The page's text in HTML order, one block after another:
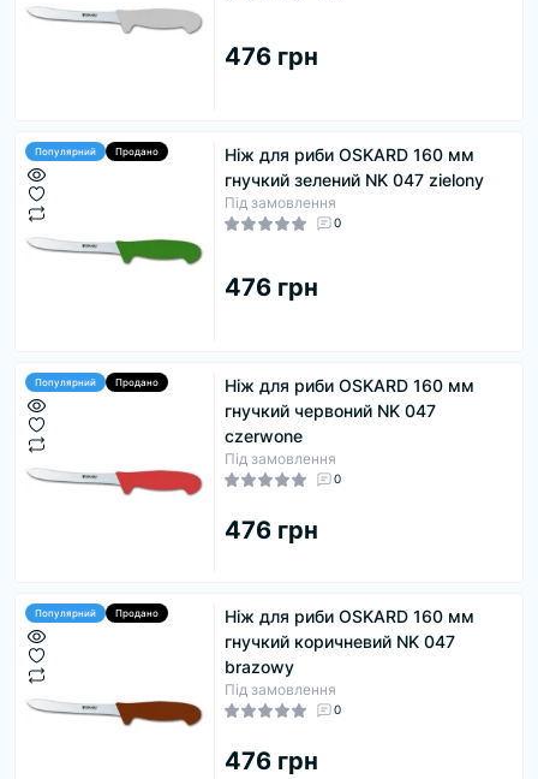
476 грн
Популярний Продано
Ніж для риби OSKARD 160 мм
гнучкий зелений NK 047 zielony
Під замовлення
0
476 грн
Популярний Продано
Ніж для риби OSKARD 160 мм
гнучкий червоний NK 047
czerwone
Під замовлення
0
476 грн
Популярний Продано
Ніж для риби OSKARD 160 мм
гнучкий коричневий NK 047
brazowy
Під замовлення
0
476 грн